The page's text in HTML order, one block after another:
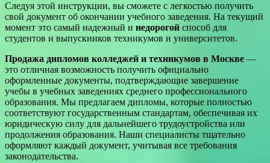
Следуя этой инструкции, вы сможете с легкостью получить
свой документ об окончании учебного заведения. На текущий
момент это самый надежный и недорогой способ для
студентов и выпускников техникумов и университетов.
Продажа дипломов колледжей и техникумов в Москве —
это отличная возможность получить официально
оформленные документы, подтверждающие завершение
учебы в учебных заведениях среднего профессионального
образования. Мы предлагаем дипломы, которые полностью
соответствуют государственным стандартам, обеспечивая их
юридическую силу для дальнейшего трудоустройства или
продолжения образования. Наши специалисты тщательно
оформляют каждый документ, учитывая все требования
законодательства.